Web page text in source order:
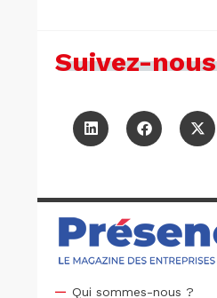
Suivez-nous
Qui sommes-nous ?